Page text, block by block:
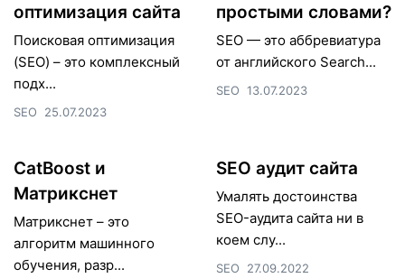
оптимизация сайта
Поисковая оптимизация
(SEO) – это комплексный
подх...
SEO 25.07.2023
простыми словами?
SEO — это аббревиатура
от английского Search...
SEO 13.07.2023
CatBoost и
Матрикснет
Матрикснет – это
алгоритм машинного
обучения, разр...
SEO аудит сайта
Умалять достоинства
SEO-аудита сайта ни в
коем слу...
SEO 27.09.2022